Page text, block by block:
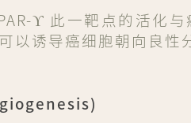
ϒ 此一靶点的活化
以诱导癌细胞朝向良性